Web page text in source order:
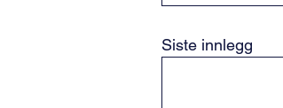
Siste innlegg